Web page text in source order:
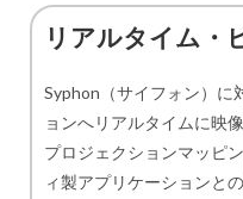
リアルタイム・
Syphon（サイフォン）に
ョンへリアルタイムに映
プロジェクションマッピ
ィ製アプリケーションと